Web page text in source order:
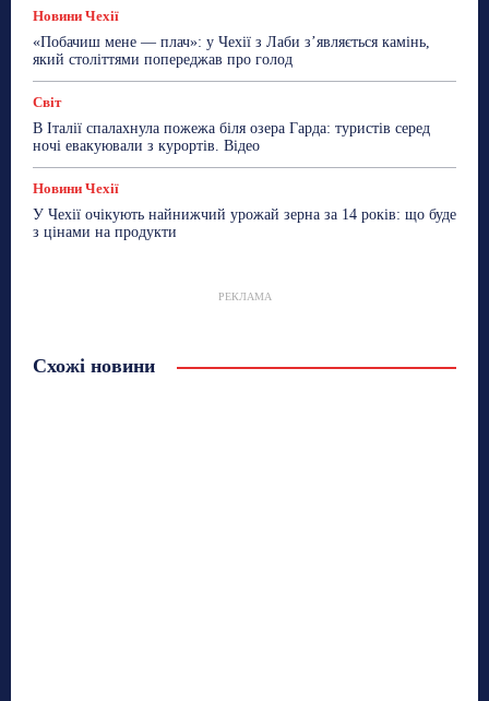
Новини Чехії
«Побачиш мене — плач»: у Чехії з Лаби з’являється камінь,
який століттями попереджав про голод
Світ
В Італії спалахнула пожежа біля озера Гарда: туристів серед
ночі евакуювали з курортів. Відео
Новини Чехії
У Чехії очікують найнижчий урожай зерна за 14 років: що буде
з цінами на продукти
РЕКЛАМА
Схожі новини